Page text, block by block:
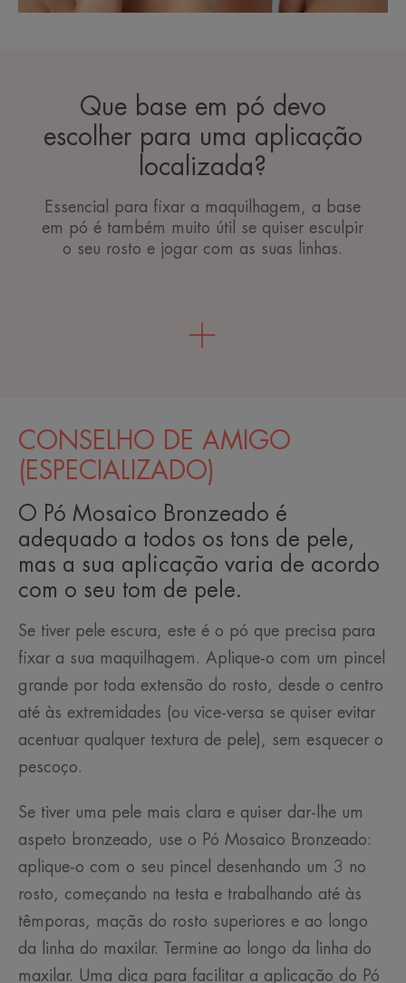
Que base em pó devo
escolher para uma aplicação
localizada?
Essencial para fixar a maquilhagem, a base
em pó é também muito útil se quiser esculpir
o seu rosto e jogar com as suas linhas.
CONSELHO DE AMIGO
(ESPECIALIZADO)
O Pó Mosaico Bronzeado é
adequado a todos os tons de pele,
mas a sua aplicação varia de acordo
com o seu tom de pele.
Se tiver pele escura, este é o pó que precisa para
fixar a sua maquilhagem. Aplique-o com um pincel
grande por toda extensão do rosto, desde o centro
até às extremidades (ou vice-versa se quiser evitar
acentuar qualquer textura de pele), sem esquecer o
pescoço.
Se tiver uma pele mais clara e quiser dar-lhe um
aspeto bronzeado, use o Pó Mosaico Bronzeado:
aplique-o com o seu pincel desenhando um 3 no
rosto, começando na testa e trabalhando até às
têmporas, maçãs do rosto superiores e ao longo
da linha do maxilar. Termine ao longo da linha do
maxilar. Uma dica para facilitar a aplicação do Pó